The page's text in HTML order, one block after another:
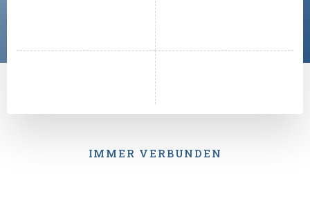
IMMER VERBUNDEN